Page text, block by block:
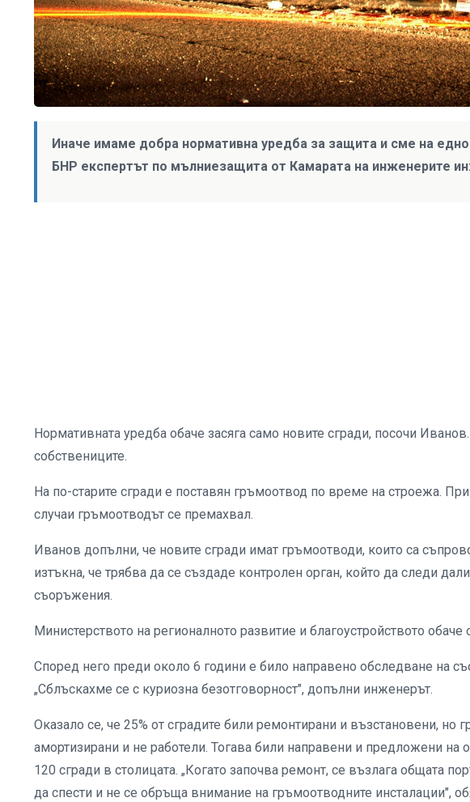
Иначе имаме добра нормативна уредба за защита и сме на
БНР експертът по мълниезащита от Камарата на инженерите
Нормативната уредба обаче засяга само новите сгради, посочи
собствениците.
На по-старите сгради е поставян гръмоотвод по време на строежа.
случаи гръмоотводът се премахвал.
Иванов допълни, че новите сгради имат гръмоотводи, които са
изтъкна, че трябва да се създаде контролен орган, който да следи
съоръжения.
Министерството на регионалното развитие и благоустройството обаче
Според него преди около 6 години е било направено обследване на
„Сблъскахме се с куриозна безотговорност", допълни инженерът.
Оказало се, че 25% от сградите били ремонтирани и възстановени, но
амортизирани и не работели. Тогава били направени и предложени на
120 сгради в столицата. „Когато започва ремонт, се възлага общата
да спести и не се обръща внимание на гръмоотводните инсталации",